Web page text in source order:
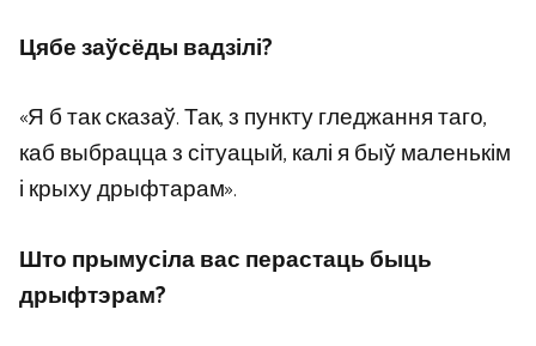
Цябе заўсёды вадзілі?
«Я б так сказаў. Так, з пункту гледжання таго,
каб выбрацца з сітуацый, калі я быў маленькім
і крыху дрыфтарам».
Што прымусіла вас перастаць быць
дрыфтэрам?